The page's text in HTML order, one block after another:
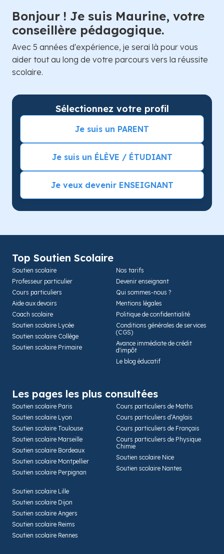
Bonjour ! Je suis Maurine, votre
conseillère pédagogique.
Avec 5 années d'expérience, je serai là pour vous
aider tout au long de votre parcours vers la réussite
scolaire.
Sélectionnez votre profil
Je suis un PARENT
Je suis un ÉLÈVE / ÉTUDIANT
Je veux devenir ENSEIGNANT
Top Soutien Scolaire
Soutien scolaire
Professeur particulier
Cours particuliers
Aide aux devoirs
Coach scolaire
Soutien scolaire Lycée
Soutien scolaire Collège
Soutien scolaire Primaire
Nos tarifs
Devenir enseignant
Qui sommes-nous ?
Mentions légales
Politique de confidentialité
Conditions générales de services
(CGS)
Avance immédiate de crédit
d'impôt
Le blog éducatif
Les pages les plus consultées
Soutien scolaire Paris
Soutien scolaire Lyon
Soutien scolaire Toulouse
Soutien scolaire Marseille
Soutien scolaire Bordeaux
Soutien scolaire Montpellier
Soutien scolaire Perpignan
Cours particuliers de Maths
Cours particuliers d’Anglais
Cours particuliers de Français
Cours particuliers de Physique
Chimie
Soutien scolaire Nice
Soutien scolaire Nantes
Soutien scolaire Lille
Soutien scolaire Dijon
Soutien scolaire Angers
Soutien scolaire Reims
Soutien scolaire Rennes